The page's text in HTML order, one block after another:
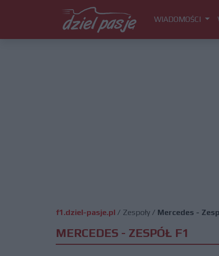
WIADOMOŚCI
f1.dziel-pasje.pl / Zespoły / Mercedes -
MERCEDES - ZESPÓŁ F1